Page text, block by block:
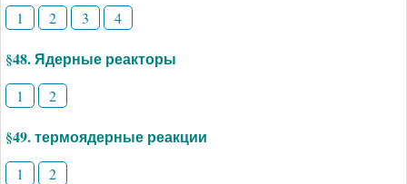
1 2 3 4
§48. Ядерные реакторы
1 2
§49. термоядерные реакции
1 2